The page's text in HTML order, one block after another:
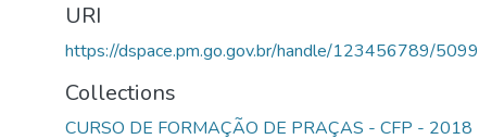
URI
https://dspace.pm.go.gov.br/handle/123456789/5099
Collections
CURSO DE FORMAÇÃO DE PRAÇAS - CFP - 2018